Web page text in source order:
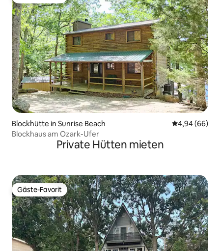
Blockhütte in Sunrise Beach
4,94 (66)
Blockhaus am Ozark-Ufer
Private Hütten mieten
Gäste-Favorit
Gäste-Favorit